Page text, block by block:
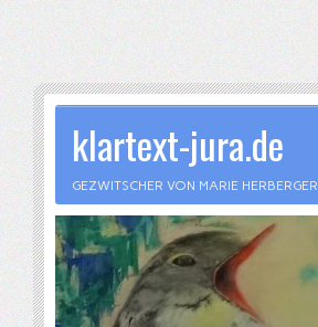
klartext-jura.de
GEZWITSCHER VON MARIE HERBERGER